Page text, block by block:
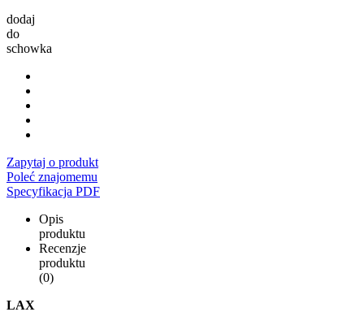
dodaj
do
schowka
Zapytaj o produkt
Poleć znajomemu
Specyfikacja PDF
Opis
produktu
Recenzje
produktu
(0)
LAX